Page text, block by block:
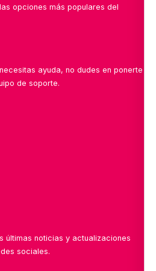
opciones más populares del
ayuda, no dudes en ponerte
de soporte.
últimas noticias y actualizaciones
sociales.